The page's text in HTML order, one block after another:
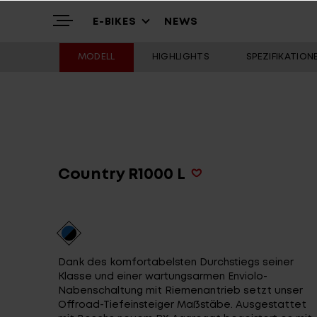
Über uns
Service
Antriebssysteme
E-BIKES
Trekking
Alle Modelle
Antriebssysteme
NEWS
MODELL HIGHLIGHTS
Country R1000 L
Dank des komfortabelsten Durchstiegs seiner
Klasse und einer wartungsarmen Enviolo-
Nabenschaltung mit Riemenantrieb setzt unser
Offroad-Tiefeinsteiger Maßstäbe. Ausgestattet